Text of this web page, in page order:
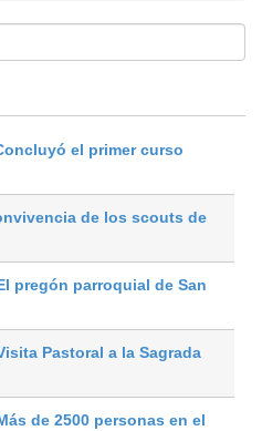
el primer curso
de los scouts de
pregón parroquial de San
Pastoral a la Sagrada
de 2500 personas en el